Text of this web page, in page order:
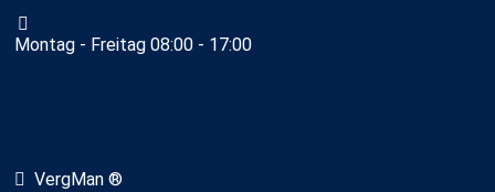
Montag - Freitag 08:00 - 17:00
VergMan ®